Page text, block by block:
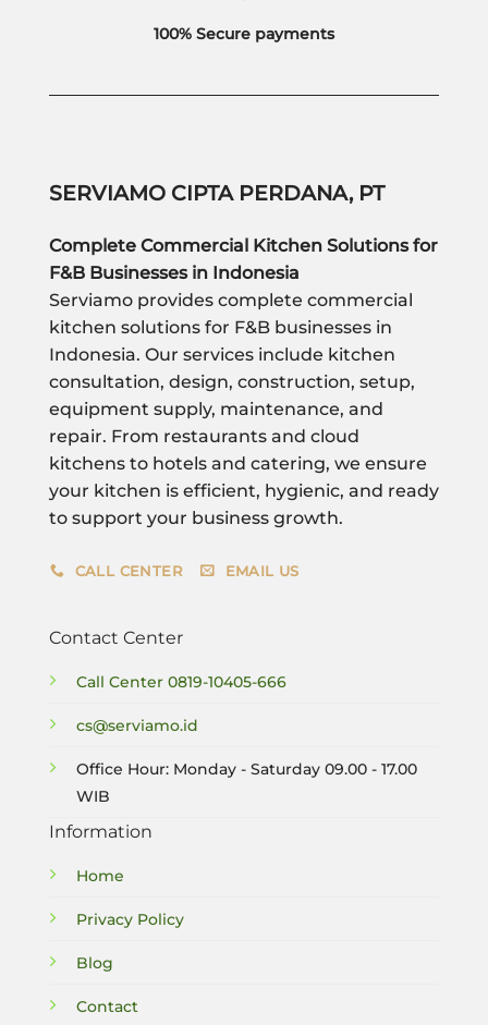
100% Secure payments
SERVIAMO CIPTA PERDANA, PT
Complete Commercial Kitchen Solutions for
F&B Businesses in Indonesia
Serviamo provides complete commercial
kitchen solutions for F&B businesses in
Indonesia. Our services include kitchen
consultation, design, construction, setup,
equipment supply, maintenance, and
repair. From restaurants and cloud
kitchens to hotels and catering, we ensure
your kitchen is efficient, hygienic, and ready
to support your business growth.
CALL CENTER EMAIL US
Contact Center
Call Center 0819-10405-666
cs@serviamo.id
Office Hour: Monday - Saturday 09.00 - 17.00
WIB
Information
Home
Privacy Policy
Blog
Contact